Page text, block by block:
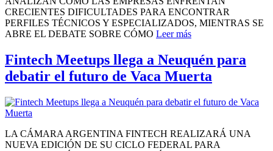
CRECIENTES DIFICULTADES PARA ENCONTRAR
PERFILES TÉCNICOS Y ESPECIALIZADOS, MIENTRAS SE
ABRE EL DEBATE SOBRE CÓMO Leer más
Fintech Meetups llega a Neuquén para
debatir el futuro de Vaca Muerta
LA CÁMARA ARGENTINA FINTECH REALIZARÁ UNA
NUEVA EDICIÓN DE SU CICLO FEDERAL PARA